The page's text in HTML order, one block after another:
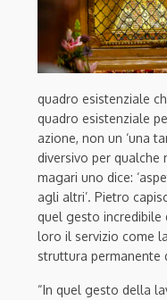
quadro esistenziale
quadro esistenziale
azione, non un ‘una
diversivo per qualche
magari uno dice:
agli altri’. Pietro
quel gesto incredibile
loro il servizio come
struttura permanente
“In quel gesto della